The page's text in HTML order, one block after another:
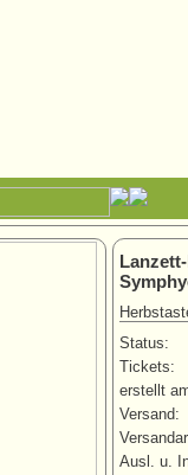
Status:
Tickets:
erstellt
Versand:
Ausl. u.